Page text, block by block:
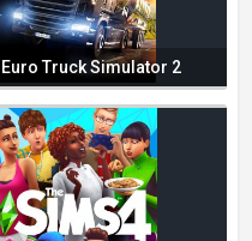
Euro Truck Simulator 2